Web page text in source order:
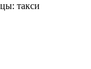
такси